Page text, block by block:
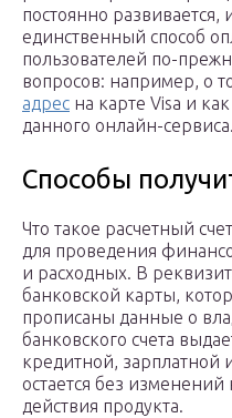
постоянно развивается,
единственный способ
пользователей по-
вопросов: например, о
адрес на карте Visa и
данного онлайн-сервиса.
Способы
Что такое расчетный
для проведения
и расходных. В
банковской карты,
прописаны данные о
банковского счета
кредитной, зарплатной
остается без
действия продукта.